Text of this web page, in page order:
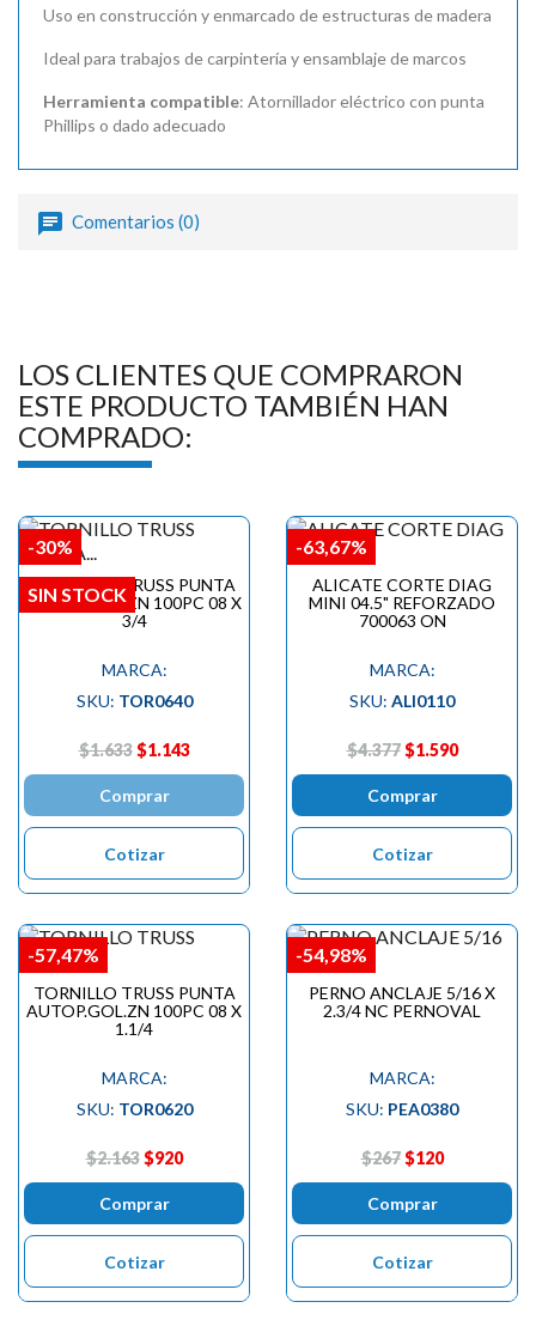
Uso en construcción y enmarcado de estructuras de madera
Ideal para trabajos de carpintería y ensamblaje de marcos
Herramienta compatible: Atornillador eléctrico con punta
Phillips o dado adecuado
Comentarios (0)
LOS CLIENTES QUE COMPRARON
ESTE PRODUCTO TAMBIÉN HAN
COMPRADO:
TORNILLO TRUSS PUNTA
AUTOP.GOL.ZN 100PC 08 X
3/4
MARCA:
SKU: TOR0640
$1.633 $1.143
Comprar
Cotizar
-30%
SIN STOCK
ALICATE CORTE DIAG
MINI 04.5" REFORZADO
700063 ON
MARCA:
SKU: ALI0110
$4.377 $1.590
Comprar
Cotizar
-63,67%
TORNILLO TRUSS PUNTA
AUTOP.GOL.ZN 100PC 08 X
1.1/4
MARCA:
SKU: TOR0620
$2.163 $920
Comprar
Cotizar
-57,47%
PERNO ANCLAJE 5/16 X
2.3/4 NC PERNOVAL
MARCA:
SKU: PEA0380
$267 $120
Comprar
Cotizar
-54,98%